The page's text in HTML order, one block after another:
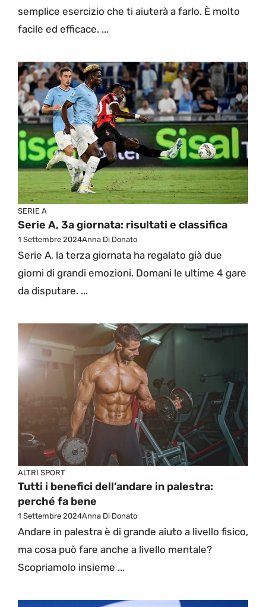
semplice esercizio che ti aiuterà a farlo. È molto
facile ed efficace. ...
SERIE A
Serie A, 3a giornata: risultati e classifica
1 Settembre 2024Anna Di Donato
Serie A, la terza giornata ha regalato già due
giorni di grandi emozioni. Domani le ultime 4 gare
da disputare. ...
ALTRI SPORT
Tutti i benefici dell’andare in palestra:
perché fa bene
1 Settembre 2024Anna Di Donato
Andare in palestra è di grande aiuto a livello fisico,
ma cosa può fare anche a livello mentale?
Scopriamolo insieme ...